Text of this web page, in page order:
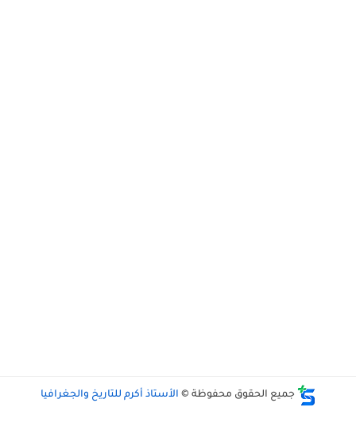
جميع الحقوق محفوظة © الأستاذ أكرم للتاريخ والجغرافيا